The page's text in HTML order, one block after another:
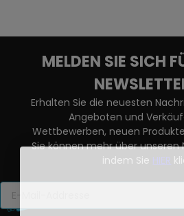
MELDEN SIE SICH
Erhalten Sie die neuesten
Angeboten und
Wettbewerben, neuen
Sie können mehr über unseren
indem Sie HIER